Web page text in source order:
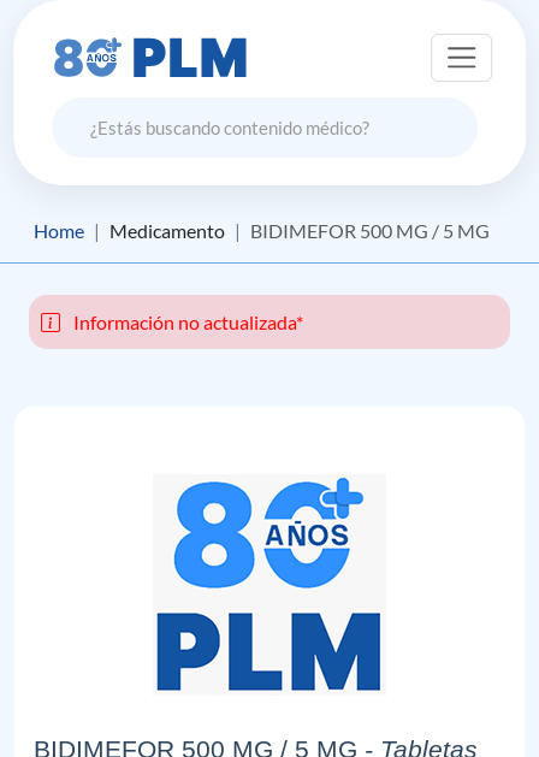
Home Medicamento BIDIMEFOR 500 MG / 5 MG
Información no actualizada*
BIDIMEFOR 500 MG / 5 MG - Tabletas